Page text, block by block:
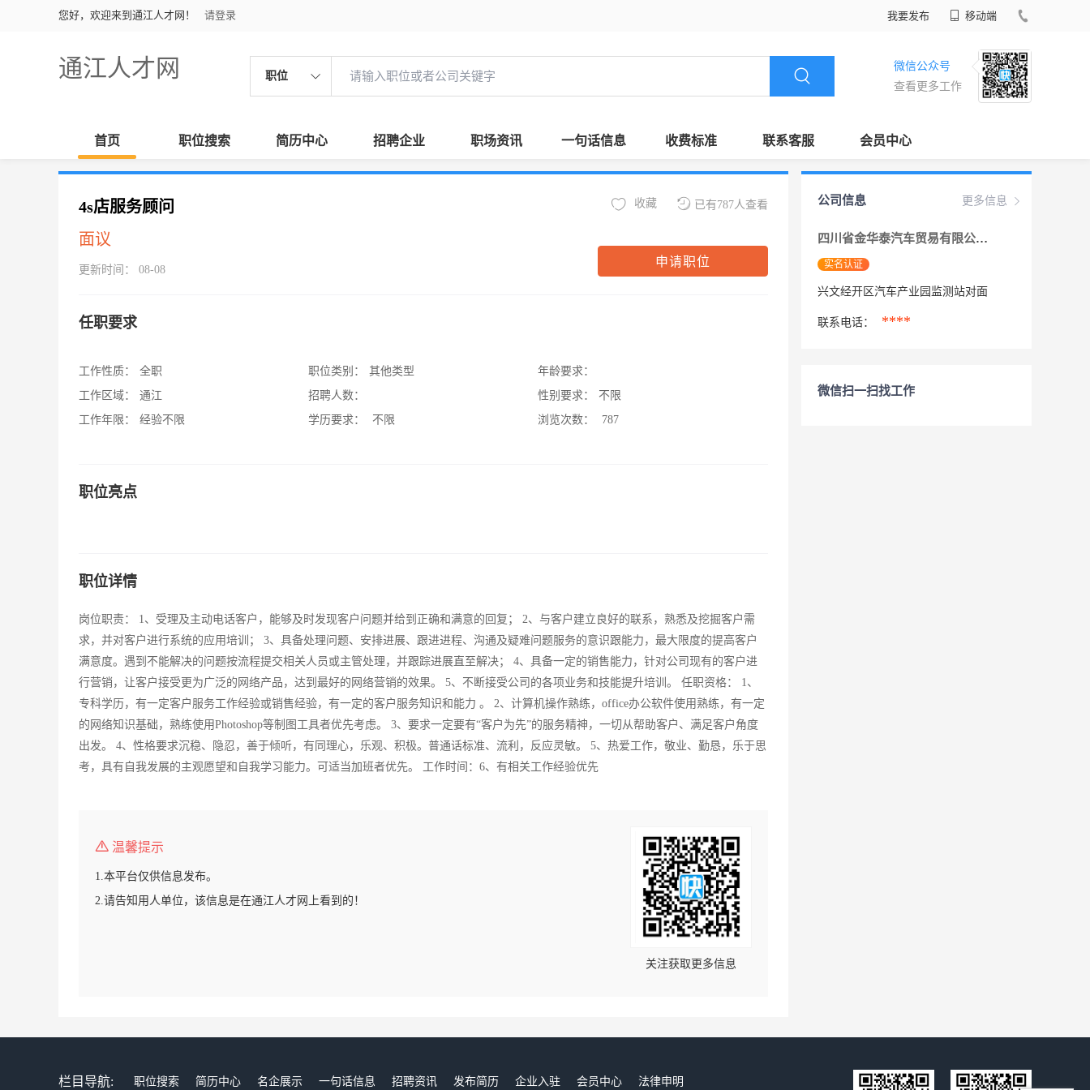
您好，欢迎来到通江人才网！ 请登录 我要发布 移动端
通江人才网 职位
微信公众号
查看更多工作
首页 职位搜索 简历中心 招聘企业 职场资讯 一句话信息 收费标准 联系客服 会员中心
4s店服务顾问
面议
更新时间： 08-08
已有787人查看
收藏
申请职位
任职要求
工作性质：
全职
工作区域：
通江
工作年限：
经验不限
职位类别：
其他类型
招聘人数：
学历要求：
不限
年龄要求：
性别要求：
不限
浏览次数：
787
职位亮点
职位详情
岗位职责： 1、受理及主动电话客户，能够及时发现客户问题并给到正确和满意的回复； 2、与客户建立良好的联系，熟悉及挖掘客户需
求，并对客户进行系统的应用培训； 3、具备处理问题、安排进展、跟进进程、沟通及疑难问题服务的意识跟能力，最大限度的提高客户
满意度。遇到不能解决的问题按流程提交相关人员或主管处理，并跟踪进展直至解决； 4、具备一定的销售能力，针对公司现有的客户进
行营销，让客户接受更为广泛的网络产品，达到最好的网络营销的效果。 5、不断接受公司的各项业务和技能提升培训。 任职资格： 1、
专科学历，有一定客户服务工作经验或销售经验，有一定的客户服务知识和能力 。 2、计算机操作熟练，office办公软件使用熟练，有一定
的网络知识基础，熟练使用Photoshop等制图工具者优先考虑。 3、要求一定要有“客户为先”的服务精神，一切从帮助客户、满足客户角度
出发。 4、性格要求沉稳、隐忍，善于倾听，有同理心，乐观、积极。普通话标准、流利，反应灵敏。 5、热爱工作，敬业、勤恳，乐于思
考，具有自我发展的主观愿望和自我学习能力。可适当加班者优先。 工作时间：6、有相关工作经验优先
温馨提示
1.本平台仅供信息发布。
2.请告知用人单位，该信息是在通江人才网上看到的！
关注获取更多信息
更多信息
公司信息
四川省金华泰汽车贸易有限公司
实名认证
兴文经开区汽车产业园监测站对面
联系电话： ****
微信扫一扫找工作
栏目导航: 职位搜索 简历中心 名企展示 一句话信息 招聘资讯 发布简历 企业入驻 会员中心 法律申明